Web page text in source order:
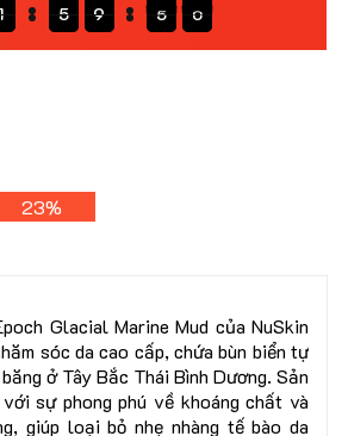
23%
Glacial Marine Mud của NuSkin
sóc da cao cấp, chứa bùn biển tự
ở Tây Bắc Thái Bình Dương. Sản
sự phong phú về khoáng chất và
giúp loại bỏ nhẹ nhàng tế bào da
1111 5
5
5
5 9
9
9
9 4
4
4
4 8
7
8
7